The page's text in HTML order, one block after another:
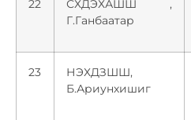
22
СХДЭХАШШ ,
Г.Ганбаатар
23
НЭХДЗШШ,
Б.Ариунхишиг